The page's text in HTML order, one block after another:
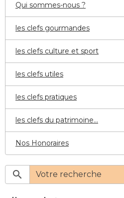
Qui sommes-nous ?
les clefs gourmandes
les clefs culture et sport
les clefs utiles
les clefs pratiques
les clefs du patrimoine...
Nos Honoraires